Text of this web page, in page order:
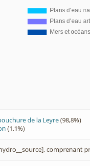
de la Leyre(98,8%)
(1,1%)
comprenant